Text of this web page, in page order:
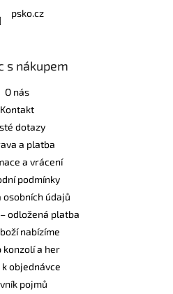
psko.cz
s nákupem
O nás
Kontakt
dotazy
a platba
a vrácení
podmínky
osobních údajů
odložená platba
nabízíme
konzolí a her
k objednávce
pojmů